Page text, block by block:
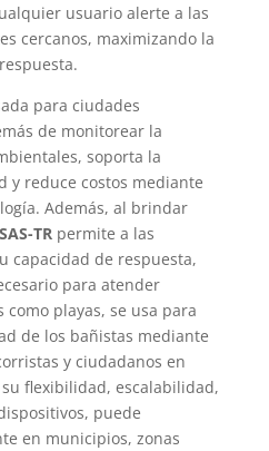
usuario alerte a las
cercanos, maximizando la
para ciudades
de monitorear la
soporta la
y reduce costos mediante
Además, al brindar
TR permite a las
capacidad de respuesta,
para atender
como playas, se usa para
de los bañistas mediante
y ciudadanos en
flexibilidad, escalabilidad,
puede
en municipios, zonas